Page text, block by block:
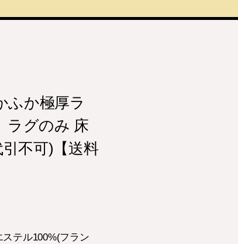
ふか極厚ラ
ラグのみ 床
不可)【送料
テル100%(フラン